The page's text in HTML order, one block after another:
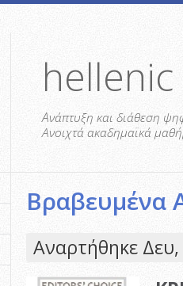
Aνάπτυξη και διάθεση
Ανοιχτά ακαδημαϊκά
Βραβευμένα
Αναρτήθηκε